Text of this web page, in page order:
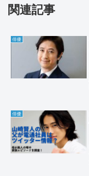
関連記事
俳優
俳優